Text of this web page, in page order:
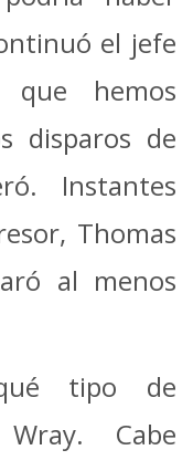
el jefe
que hemos
disparos de
Instantes
Thomas
al menos
tipo de
Cabe